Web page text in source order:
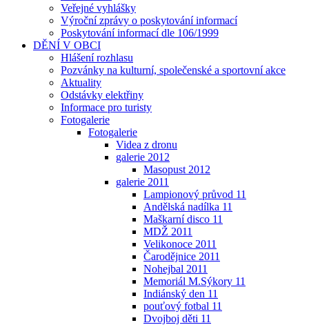
Veřejné vyhlášky
Výroční zprávy o poskytování informací
Poskytování informací dle 106/1999
DĚNÍ V OBCI
Hlášení rozhlasu
Pozvánky na kulturní, společenské a sportovní akce
Aktuality
Odstávky elektřiny
Informace pro turisty
Fotogalerie
Fotogalerie
Videa z dronu
galerie 2012
Masopust 2012
galerie 2011
Lampionový průvod 11
Andělská nadílka 11
Maškarní disco 11
MDŽ 2011
Velikonoce 2011
Čarodějnice 2011
Nohejbal 2011
Memoriál M.Sýkory 11
Indiánský den 11
pouťový fotbal 11
Dvojboj děti 11